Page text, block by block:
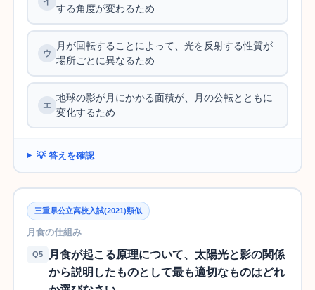
する角度が変わるため
月が回転することによって、光を反射する性質が
場所ごとに異なるため
地球の影が月にかかる面積が、月の公転とともに
変化するため
💡 答えを確認
三重県公立高校入試(2021)類似
月食の仕組み
Q5
月食が起こる原理について、太陽光と影の関係
から説明したものとして最も適切なものはどれ